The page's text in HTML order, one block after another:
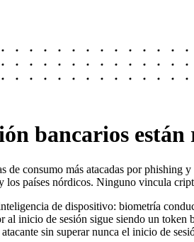
bancarios
de consumo más atacadas por
los países nórdicos. Ninguno vincula
de dispositivo: biometría
inicio de sesión sigue siendo un
sin superar nunca el inicio de